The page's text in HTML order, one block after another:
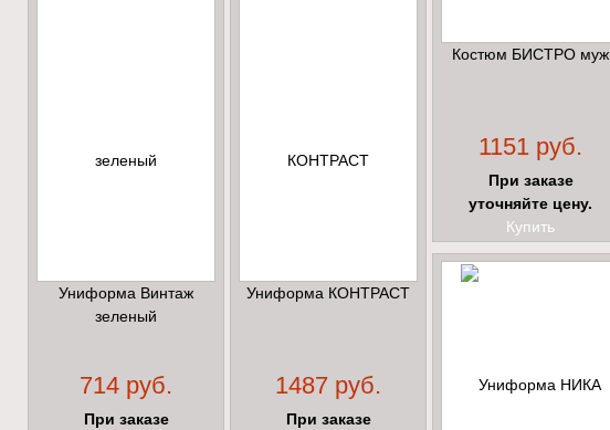
Униформа Винтаж
зеленый
714 руб.
При заказе
Униформа КОНТРАСТ
1487 руб.
При заказе
Костюм БИСТРО муж
1151 руб.
При заказе
уточняйте цену.
Купить